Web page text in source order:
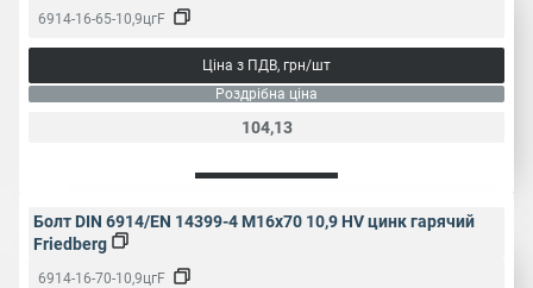
6914-16-65-10,9цгF
Ціна з ПДВ, грн/шт
Роздрібна ціна
104,13
Болт DIN 6914/EN 14399-4 M16x70 10,9 HV цинк гарячий
Friedberg
6914-16-70-10,9цгF